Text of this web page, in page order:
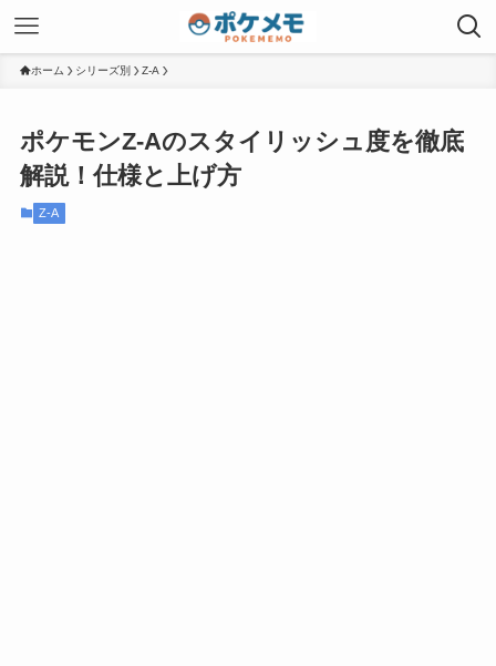
ホーム シリーズ別 Z-A
ポケモンZ-Aのスタイリッシュ度を徹底
解説！仕様と上げ方
Z-A